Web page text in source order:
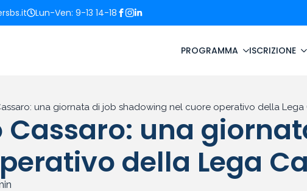
Lun-Ven: 9-13 14-18
PROGRAMMA ISCRIZIONE
una giornata di job shadowing nel cuore operativo della Lega
Cassaro: una
della Lega